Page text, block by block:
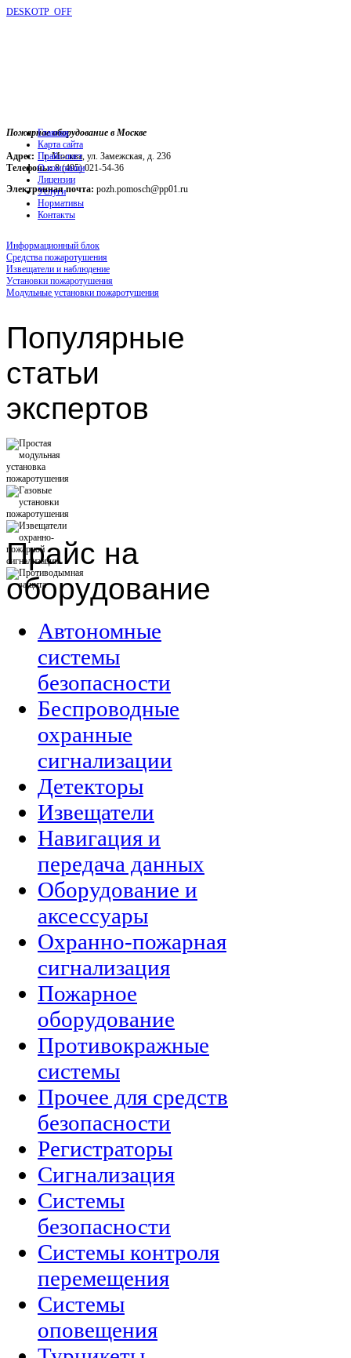
DESKOTP_OFF
Пожарное оборудование в Москве
Адрес: г. Москва, ул. Замежская, д. 236
Телефоны:8 (495) 021-54-36
Электронная почта: pozh.pomosch@pp01.ru
Главная
Карта сайта
Прайс-лист
О компании
Лицензии
Услуги
Нормативы
Контакты
Информационный блок
Средства пожаротушения
Извещатели и наблюдение
Установки пожаротушения
Модульные установки пожаротушения
Популярные
статьи
экспертов
Прайс на
оборудование
Автономные
системы
безопасности
Беспроводные
охранные
сигнализации
Детекторы
Извещатели
Навигация и
передача данных
Оборудование и
аксессуары
Охранно-пожарная
сигнализация
Пожарное
оборудование
Противокражные
системы
Прочее для средств
безопасности
Регистраторы
Сигнализация
Системы
безопасности
Системы контроля
перемещения
Системы
оповещения